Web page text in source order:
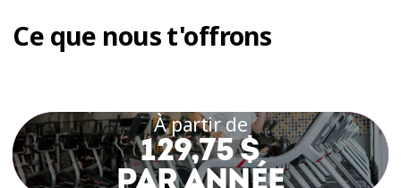
cardiovasculaire
Stimuler votre système
Améliorer votre humeur
Brûler des calories
Ce que nous t'offrons
À partir de
129,75 $